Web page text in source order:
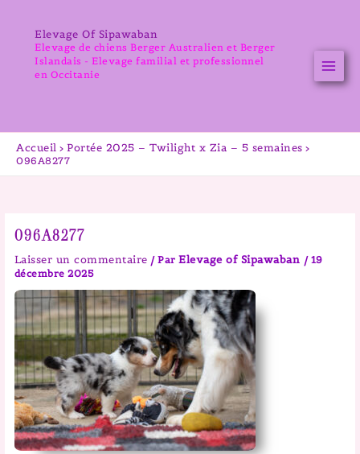
contenuElevage Of Sipawaban
Elevage de chiens Berger Australien et Berger
Islandais - Elevage familial et professionnel
en Occitanie
Accueil Portée 2025 – Twilight x Zia – 5 semaines
096A8277
096A8277
Laisser un commentaire / ParElevage of Sipawaban / 19
décembre 2025